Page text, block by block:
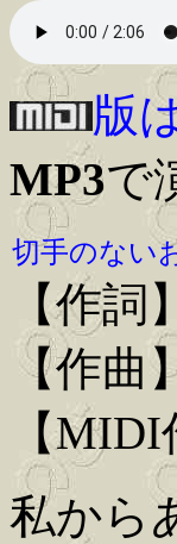
版
MP3で
切手のない
【作
【作
【
私から